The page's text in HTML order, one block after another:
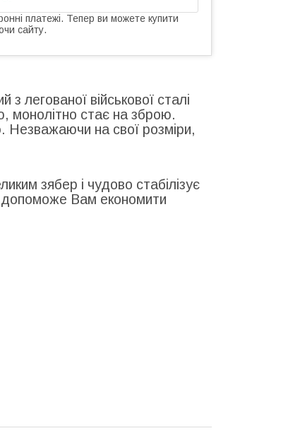
платежі. Тепер ви можете купити
сайту.
з легованої військової сталі
стає на зброю.
Незважаючи на свої розміри,
зябер і чудово стабілізує
допоможе Вам економити